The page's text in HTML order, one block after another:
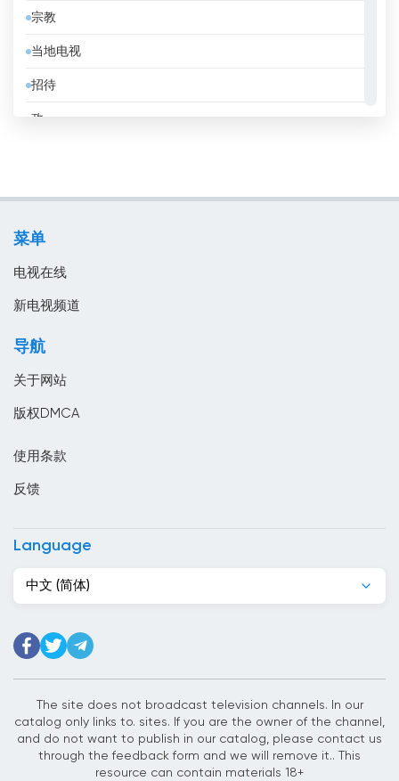
保加利亚
克罗地亚
冰岛
危地马拉
吉布提
哥伦比亚
哥斯达黎加
宗教
当地电视
招待
政
菜单
电视在线
新电视频道
导航
关于网站
版权DMCA
使用条款
反馈
Language
中文 (简体)
The site does not broadcast television channels. In our
catalog only links to. sites. If you are the owner of the channel,
and do not want to publish in our catalog, please contact us
through the feedback form and we will remove it.. This
resource can contain materials 18+